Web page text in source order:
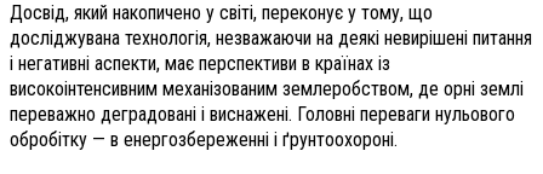
Досвід, який накопичено у світі, переконує у тому, що
досліджувана технологія, незважаючи на деякі невирішені питання
і негативні аспекти, має перспективи в країнах із
високоінтенсивним механізованим землеробством, де орні землі
переважно деградовані і виснажені. Головні переваги нульового
обробітку — в енергозбереженні і ґрунтоохороні.